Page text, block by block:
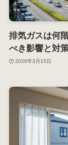
排気ガスは何
べき影響と対
2026年3月15日